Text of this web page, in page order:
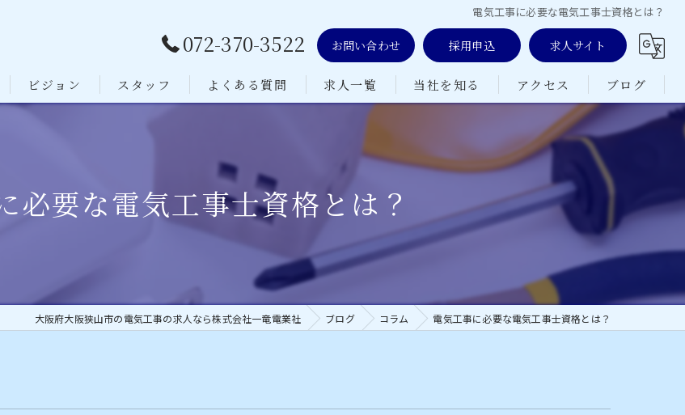
電気工事に必要な電気工事士資格とは？
072-370-3522 お問い合わせ 採用申込 求人サイト
ビジョン スタッフ よくある質問 求人一覧 当社を知る
正社員
資格取得支援
アクセス ブログ
コラム
必要な電気工事士資格とは？
大阪府大阪狭山市の電気工事の求人なら株式会社一竜電業社 ブログ コラム 電気工事に必要な電気工事士資格とは？